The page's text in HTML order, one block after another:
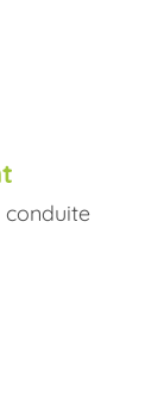
conduite